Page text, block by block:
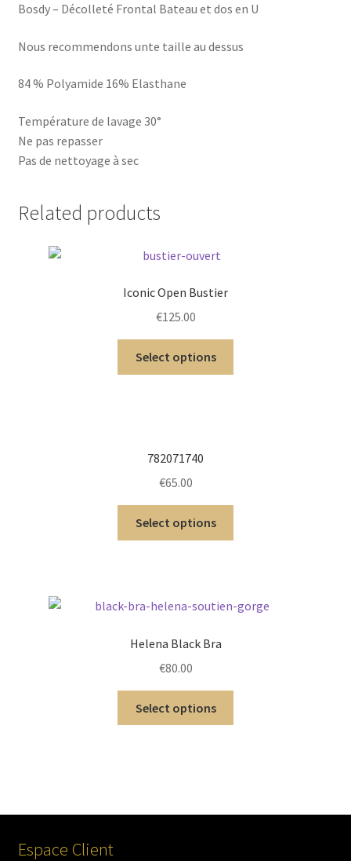
Bosdy – Décolleté Frontal Bateau et dos en U
Nous recommendons unte taille au dessus
84 % Polyamide 16% Elasthane
Température de lavage 30°
Ne pas repasser
Pas de nettoyage à sec
Related products
Iconic Open Bustier
€125.00
Select options
782071740
€65.00
Select options
Helena Black Bra
€80.00
Select options
Espace Client